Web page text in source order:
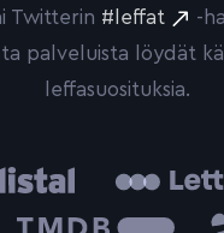
Twitterin #leffat
-
palveluista löydät
leffasuosituksia.